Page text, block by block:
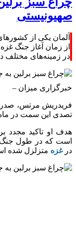
صهیونیستی
آلمان یکی از
از زمان آغاز جنگ
در زمینه‌های مختلف
خبرگزاری میزان –
فریدریش مرتس،
تصدی این سمت در
هدف او تاکید مجدد
درغزه متزلزل شده